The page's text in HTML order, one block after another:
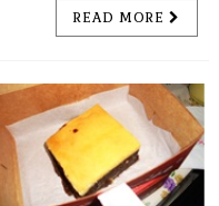
READ MORE